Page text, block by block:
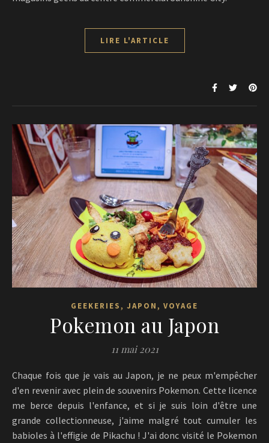
LIRE L'ARTICLE
GEEKERIES , JAPON , VOYAGE
Pokemon au Japon
11 mai 2021
Chaque fois que je vais au Japon, je ne peux m'empêcher
d'en revenir avec plein de souvenirs Pokemon. Cette licence
me berce depuis l'enfance, et si je suis loin d'être une
grande collectionneuse, j'aime malgré tout cumuler les
babioles à l'effigie de Pikachu ! J'ai donc visité le Pokemon